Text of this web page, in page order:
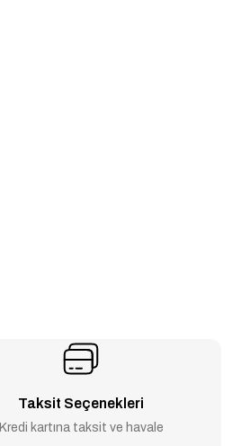
Taksit Seçenekleri
Kredi kartına taksit ve havale